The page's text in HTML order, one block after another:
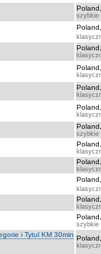
szybkie
szybkie
szybkie
i Tytul KM 30min